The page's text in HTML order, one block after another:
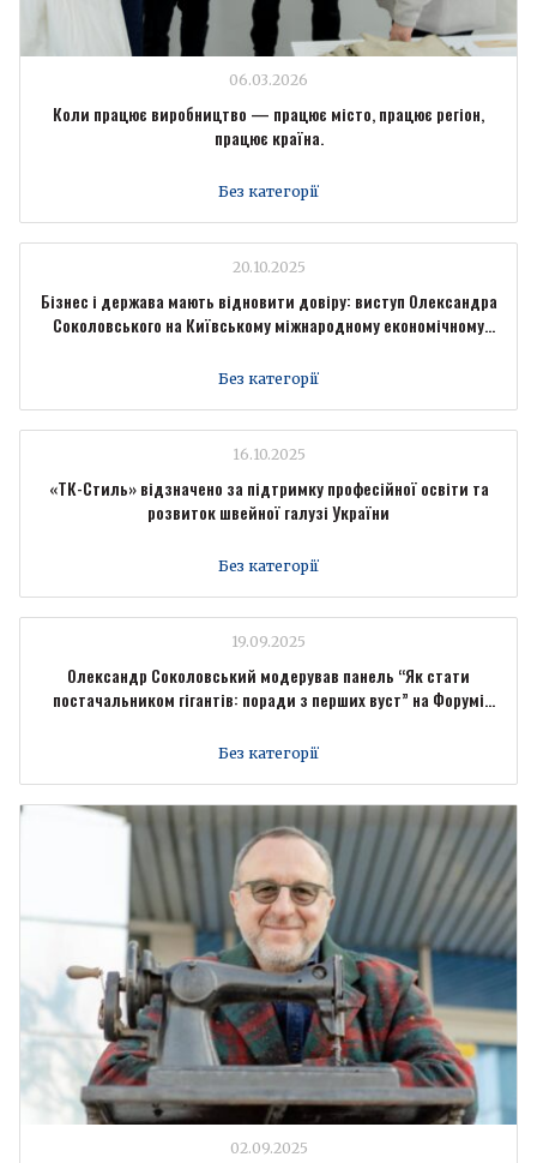
06.03.2026
Коли працює виробництво — працює місто, працює регіон,
працює країна.
Без категорії
20.10.2025
Бізнес і держава мають відновити довіру: виступ Олександра
Соколовського на Київському міжнародному економічному
Без категорії
16.10.2025
«ТК-Стиль» відзначено за підтримку професійної освіти та
розвиток швейної галузі України
Без категорії
19.09.2025
Олександр Соколовський модерував панель “Як стати
постачальником гігантів: поради з перших вуст” на Форумі
Без категорії
02.09.2025